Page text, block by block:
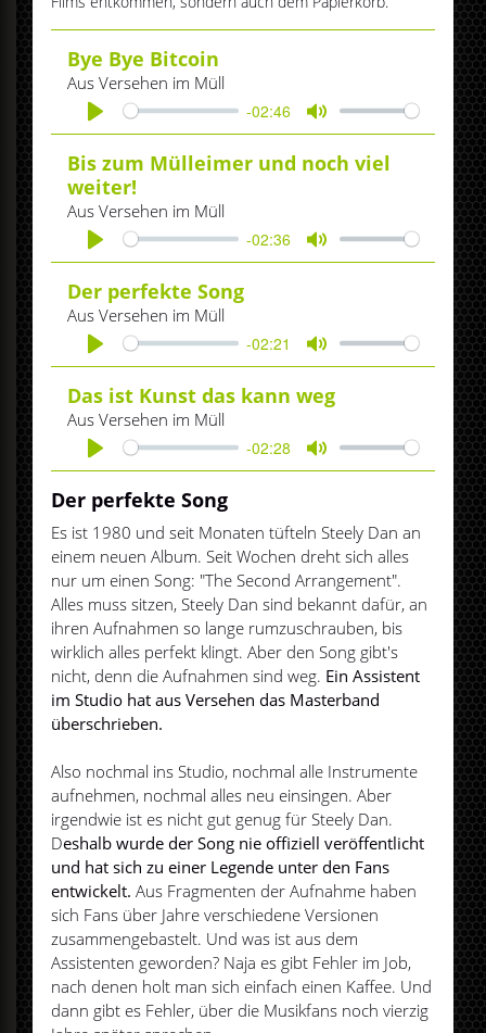
Bye Bye Bitcoin
Aus Versehen im Müll
Play
-02:46
Mute
Bis zum Mülleimer und noch viel
weiter!
Aus Versehen im Müll
Play
-02:36
Mute
Der perfekte Song
Aus Versehen im Müll
Play
-02:21
Mute
Das ist Kunst das kann weg
Aus Versehen im Müll
Play
-02:28
Mute
Der perfekte Song
Es ist 1980 und seit Monaten tüfteln Steely Dan an
einem neuen Album. Seit Wochen dreht sich alles
nur um einen Song: "The Second Arrangement".
Alles muss sitzen, Steely Dan sind bekannt dafür, an
ihren Aufnahmen so lange rumzuschrauben, bis
wirklich alles perfekt klingt. Aber den Song gibt's
nicht, denn die Aufnahmen sind weg. Ein Assistent
im Studio hat aus Versehen das Masterband
überschrieben.
Also nochmal ins Studio, nochmal alle Instrumente
aufnehmen, nochmal alles neu einsingen. Aber
irgendwie ist es nicht gut genug für Steely Dan.
Deshalb wurde der Song nie offiziell veröffentlicht
und hat sich zu einer Legende unter den Fans
entwickelt. Aus Fragmenten der Aufnahme haben
sich Fans über Jahre verschiedene Versionen
zusammengebastelt. Und was ist aus dem
Assistenten geworden? Naja es gibt Fehler im Job,
nach denen holt man sich einfach einen Kaffee. Und
dann gibt es Fehler, über die Musikfans noch vierzig